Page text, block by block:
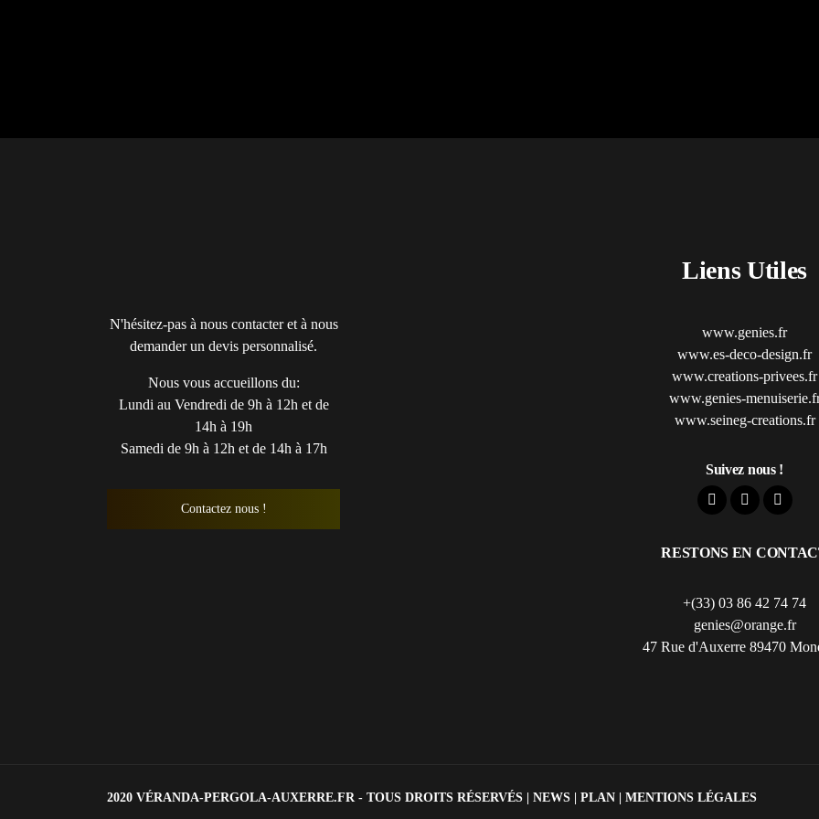
N'hésitez-pas à nous contacter et à nous
demander un devis personnalisé.
Nous vous accueillons du:
Lundi au Vendredi de 9h à 12h et de
14h à 19h
Samedi de 9h à 12h et de 14h à 17h
Contactez nous !
Liens Utiles
www.genies.fr
www.es-deco-design.fr
www.creations-privees.fr
www.genies-
www.seineg-creations.fr
Suivez nous !
RESTONS EN
+(33) 03 86 42 74 74
genies@orange.fr
47 Rue d'Auxerre 89470
2020 VÉRANDA-PERGOLA-AUXERRE.FR - TOUS DROITS RÉSERVÉS | NEWS | PLAN | MENTIONS LÉGALES